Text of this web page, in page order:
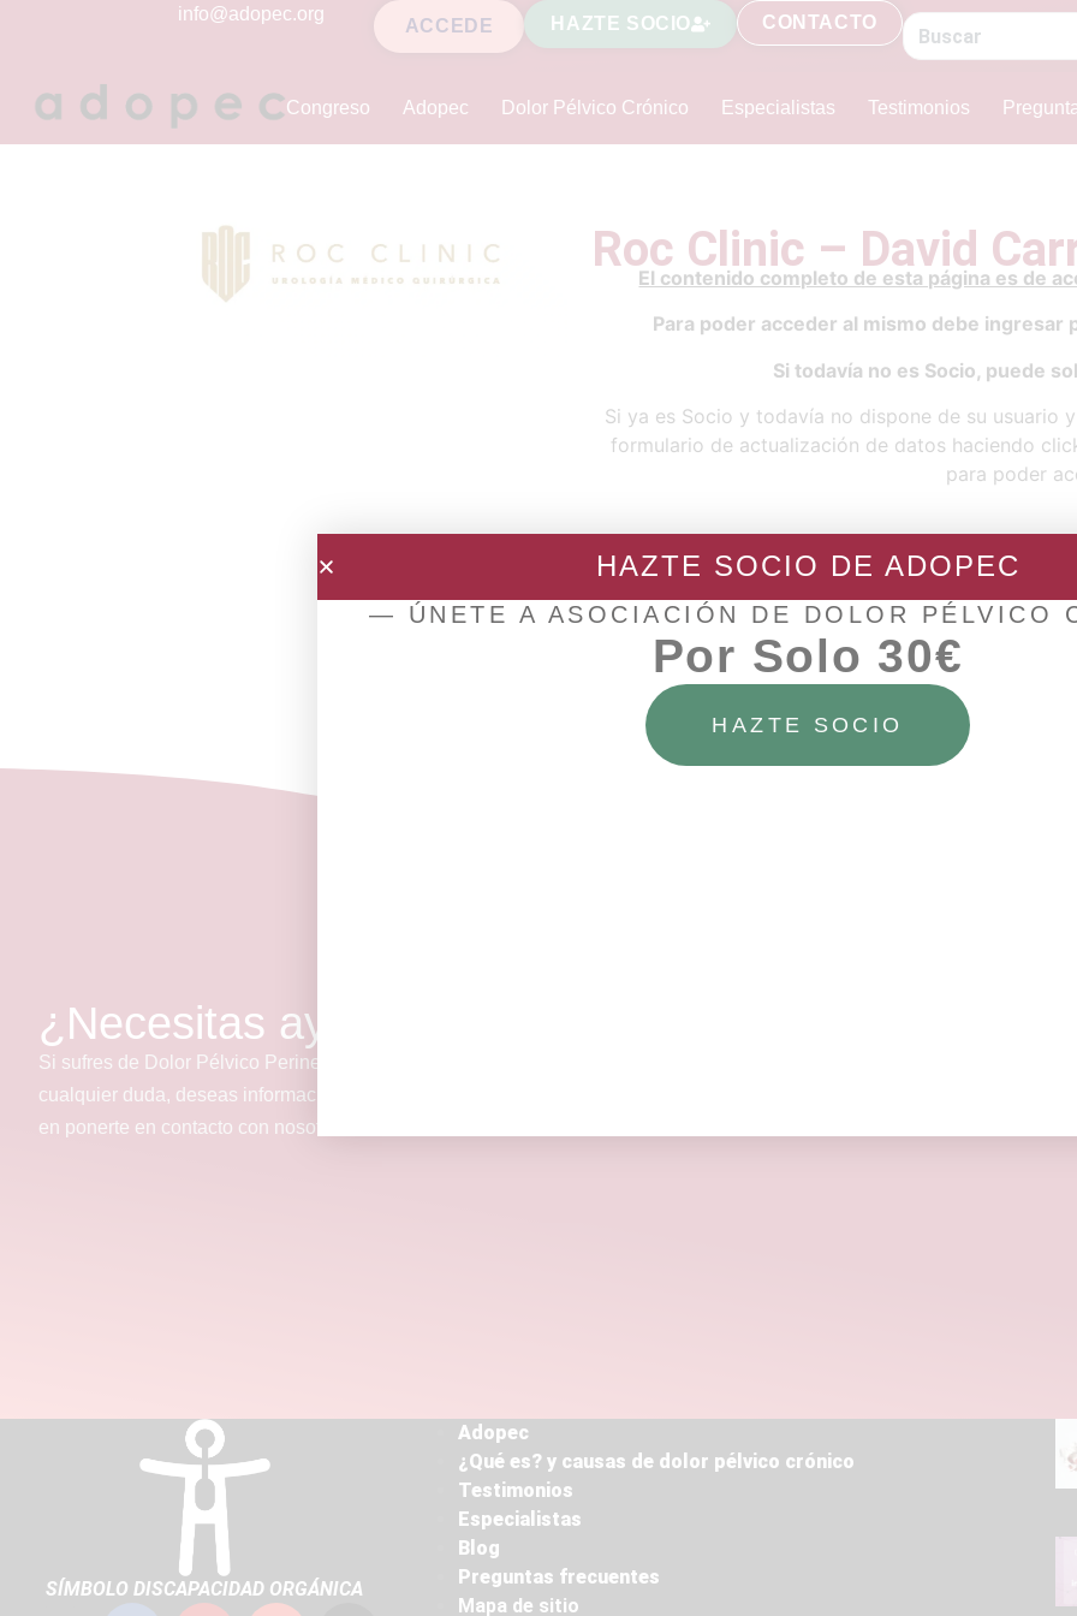
info@adopec.org
ACCEDE HAZTE SOCIO CONTACTO
Congreso Adopec Dolor Pélvico Crónico Especialistas Testimonios
Roc Clinic – David
El contenido completo de esta página es de
Para poder acceder al mismo debe ingresar
Si todavía no es Socio, puede
Si ya es Socio y todavía no dispone de su usuario
formulario de actualización de datos haciendo
para poder
Facebook
Telegram
¿Necesitas ayuda?
Si sufres de Dolor Pélvico Perineal Crónico o conoces a alguien que lo padezca y tienes
cualquier duda, deseas información más detallada o pertenecer a la
en ponerte en contacto con nosotros a través de este formulario o enviando un
SÍMBOLO DISCAPACIDAD ORGÁNICA
Adopec
¿Qué es? y causas de dolor pélvico crónico
Testimonios
Especialistas
Blog
Preguntas frecuentes
Mapa de sitio
HAZTE SOCIO DE ADOPEC
— ÚNETE A ASOCIACIÓN DE DOLOR PÉLVICO
Por Solo 30€
HAZTE SOCIO